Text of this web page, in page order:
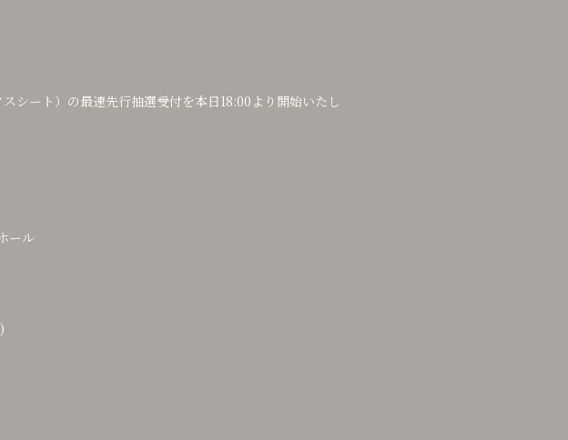
シート）の最速先行抽選受付を本日18:00より開始いたし
ール